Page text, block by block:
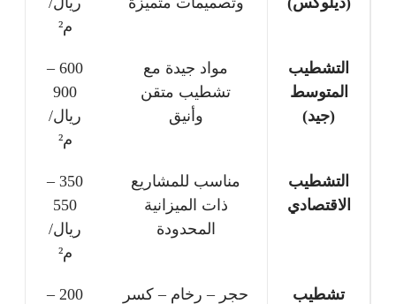
م²
التشطيب
المتوسط
(جيد)
مواد جيدة مع
تشطيب متقن
وأنيق
600 –
900
ريال/
م²
التشطيب
الاقتصادي
مناسب للمشاريع
ذات الميزانية
المحدودة
350 –
550
ريال/
م²
تشطيب
حجر – رخام – كسر
200 –